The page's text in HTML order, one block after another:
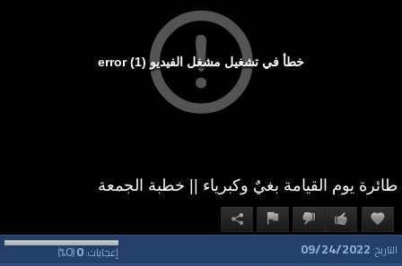
خطأ في تشغيل مشغل الفيديو (1) error
طائرة يوم القيامة بغيٌ وكبرياء || خطبة الجمعة
إعجابات:0
(
0
%) التاريخ: 09/24/2022